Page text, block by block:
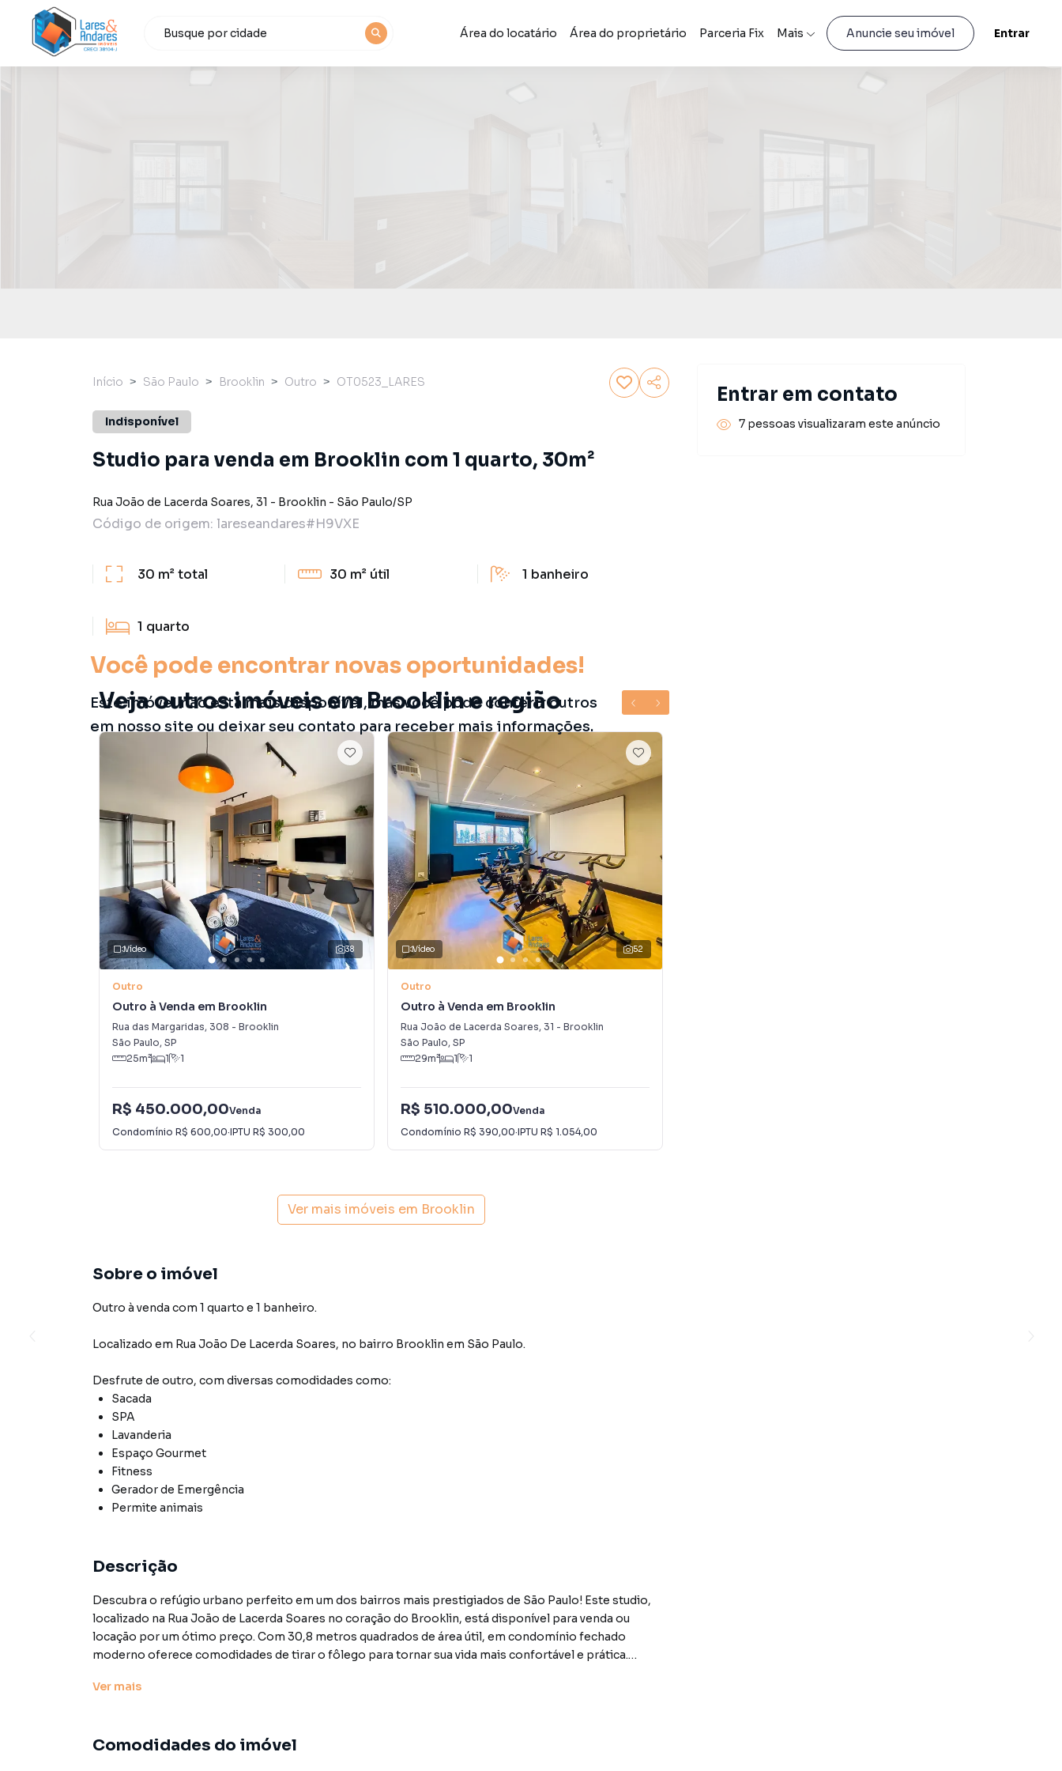
Área do locatário Área do proprietário Parceria Fix Mais Anuncie seu imóvel Entrar
Você pode encontrar novas oportunidades!
Este imóvel não está mais disponível, mas você pode conferir outros
em nosso site ou deixar seu contato para receber mais informações.
Início São Paulo Brooklin Outro OT0523_LARES
Indisponível
Studio para venda em Brooklin com 1 quarto, 30m²
Rua João de Lacerda Soares, 31 - Brooklin - São Paulo/SP
Código de origem: lareseandares#H9VXE
30 m²total 30 m² útil 1 banheiro
1 quarto
Veja outros imóveis em Brooklin e região
38
Vídeo
Outro
Outro à Venda em Brooklin
Rua das Margaridas, 308 - Brooklin
São Paulo, SP
25m² 1 1
R$ 450.000,00Venda
Condomínio R$ 600,00·IPTU R$ 300,00
52
Vídeo
Outro
Outro à Venda em Brooklin
Rua João de Lacerda Soares, 31 - Brooklin
São Paulo, SP
29m² 1 1
R$ 510.000,00Venda
Condomínio R$ 390,00·IPTU R$ 1.054,00
Ver mais imóveis em Brooklin
Sobre o imóvel
Outro à venda com 1 quarto e 1 banheiro.
Localizado em Rua João De Lacerda Soares, no bairro Brooklin em São Paulo.
Desfrute de outro, com diversas comodidades como:
Sacada
SPA
Lavanderia
Espaço Gourmet
Fitness
Gerador de Emergência
Permite animais
Descrição
Descubra o refúgio urbano perfeito em um dos bairros mais prestigiados de São Paulo! Este studio,
localizado na Rua João de Lacerda Soares no coração do Brooklin, está disponível para venda ou
locação por um ótimo preço. Com 30,8 metros quadrados de área útil, em condomínio fechado
moderno oferece comodidades de tirar o fôlego para tornar sua vida mais confortável e prática.
Totalmente reformado, piso laminado, ar condicionado, aquecedor e luminárias. Foi feito o
Ver mais
Comodidades do imóvel
Entrar em contato
7 pessoas visualizaram este anúncio